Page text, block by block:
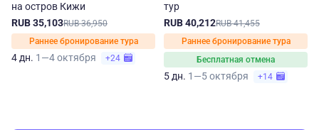
на остров Кижи
RUB 35,103RUB 36,950
Раннее бронирование тура
4 дн. 1—4 октября +24
тур
RUB 40,212RUB 41,455
Раннее бронирование тура
Бесплатная отмена
5 дн. 1—5 октября +14